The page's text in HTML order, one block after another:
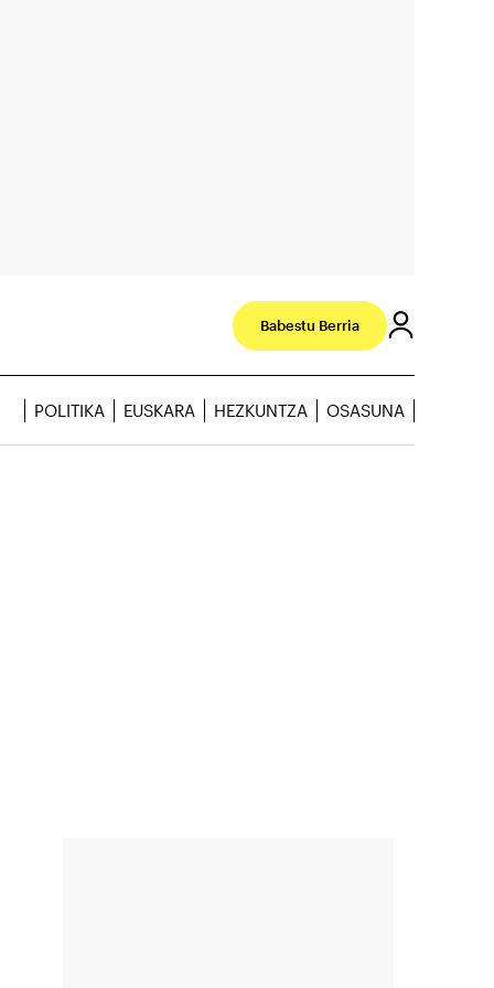
Babestu Berria
POLITIKA EUSKARA HEZKUNTZA OSASUNA